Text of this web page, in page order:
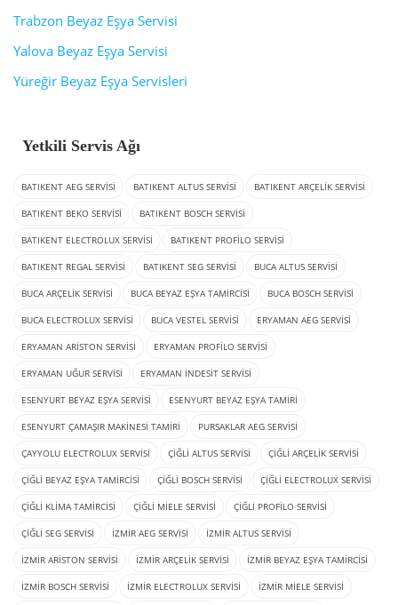
Trabzon Beyaz Eşya Servisi
Yalova Beyaz Eşya Servisi
Yüreğir Beyaz Eşya Servisleri
Yetkili Servis Ağı
BATIKENT AEG SERVISI BATIKENT ALTUS SERVISI BATIKENT ARÇELIK SERVISI
BATIKENT BEKO SERVISI BATIKENT BOSCH SERVISI
BATIKENT ELECTROLUX SERVISI BATIKENT PROFILO SERVISI
BATIKENT REGAL SERVISI BATIKENT SEG SERVISI BUCA ALTUS SERVISI
BUCA ARÇELIK SERVISI BUCA BEYAZ EŞYA TAMIRCISI BUCA BOSCH SERVISI
BUCA ELECTROLUX SERVISI BUCA VESTEL SERVISI ERYAMAN AEG SERVISI
ERYAMAN ARISTON SERVISI ERYAMAN PROFILO SERVISI
ERYAMAN UĞUR SERVISI ERYAMAN İNDESIT SERVISI
ESENYURT BEYAZ EŞYA SERVISI ESENYURT BEYAZ EŞYA TAMIRI
ESENYURT ÇAMAŞIR MAKINESI TAMIRI PURSAKLAR AEG SERVISI
ÇAYYOLU ELECTROLUX SERVISI ÇIĞLI ALTUS SERVISI ÇIĞLI ARÇELIK SERVISI
ÇIĞLI BEYAZ EŞYA TAMIRCISI ÇIĞLI BOSCH SERVISI ÇIĞLI ELECTROLUX SERVISI
ÇIĞLI KLIMA TAMIRCISI ÇIĞLI MIELE SERVISI ÇIĞLI PROFILO SERVISI
ÇIĞLI SEG SERVISI İZMIR AEG SERVISI İZMIR ALTUS SERVISI
İZMIR ARISTON SERVISI İZMIR ARÇELIK SERVISI İZMIR BEYAZ EŞYA TAMIRCISI
İZMIR BOSCH SERVISI İZMIR ELECTROLUX SERVISI İZMIR MIELE SERVISI